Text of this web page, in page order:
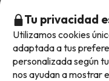
No llegas tarde:
Este chollo ya ha
nuevas
reservar y
Tu privacidad
Utilizamos cookies
adaptada a tus
personalizada según
nos ayudan a mostrar